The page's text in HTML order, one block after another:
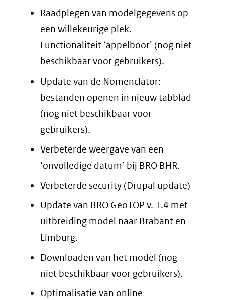
Raadplegen van modelgegevens op
een willekeurige plek.
Functionaliteit ‘appelboor’ (nog niet
beschikbaar voor gebruikers).
Update van de Nomenclator:
bestanden openen in nieuw tabblad
(nog niet beschikbaar voor
gebruikers).
Verbeterde weergave van een
‘onvolledige datum’ bij BRO BHR.
Verbeterde security (Drupal update)
Update van BRO GeoTOP v. 1.4 met
uitbreiding model naar Brabant en
Limburg.
Downloaden van het model (nog
niet beschikbaar voor gebruikers).
Optimalisatie van online